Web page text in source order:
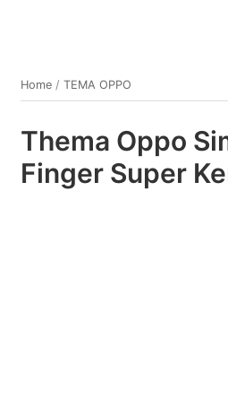
Home /TEMA OPPO
Thema Oppo
Finger Super